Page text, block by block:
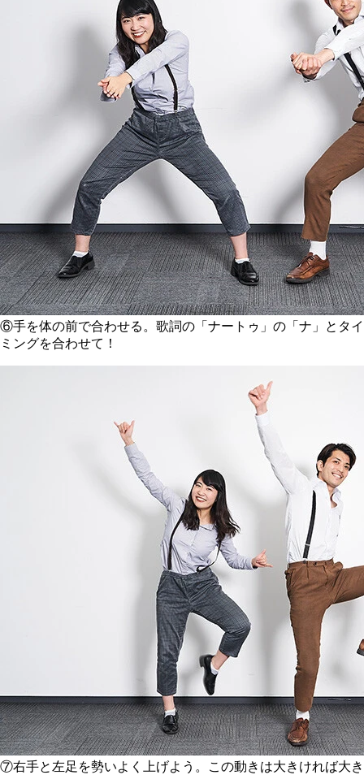
⑥手を体の前で合わせる。歌詞の「ナートゥ」の「ナ」とタイ
ミングを合わせて！
⑦右手と左足を勢いよく上げよう。この動きは大きければ大き